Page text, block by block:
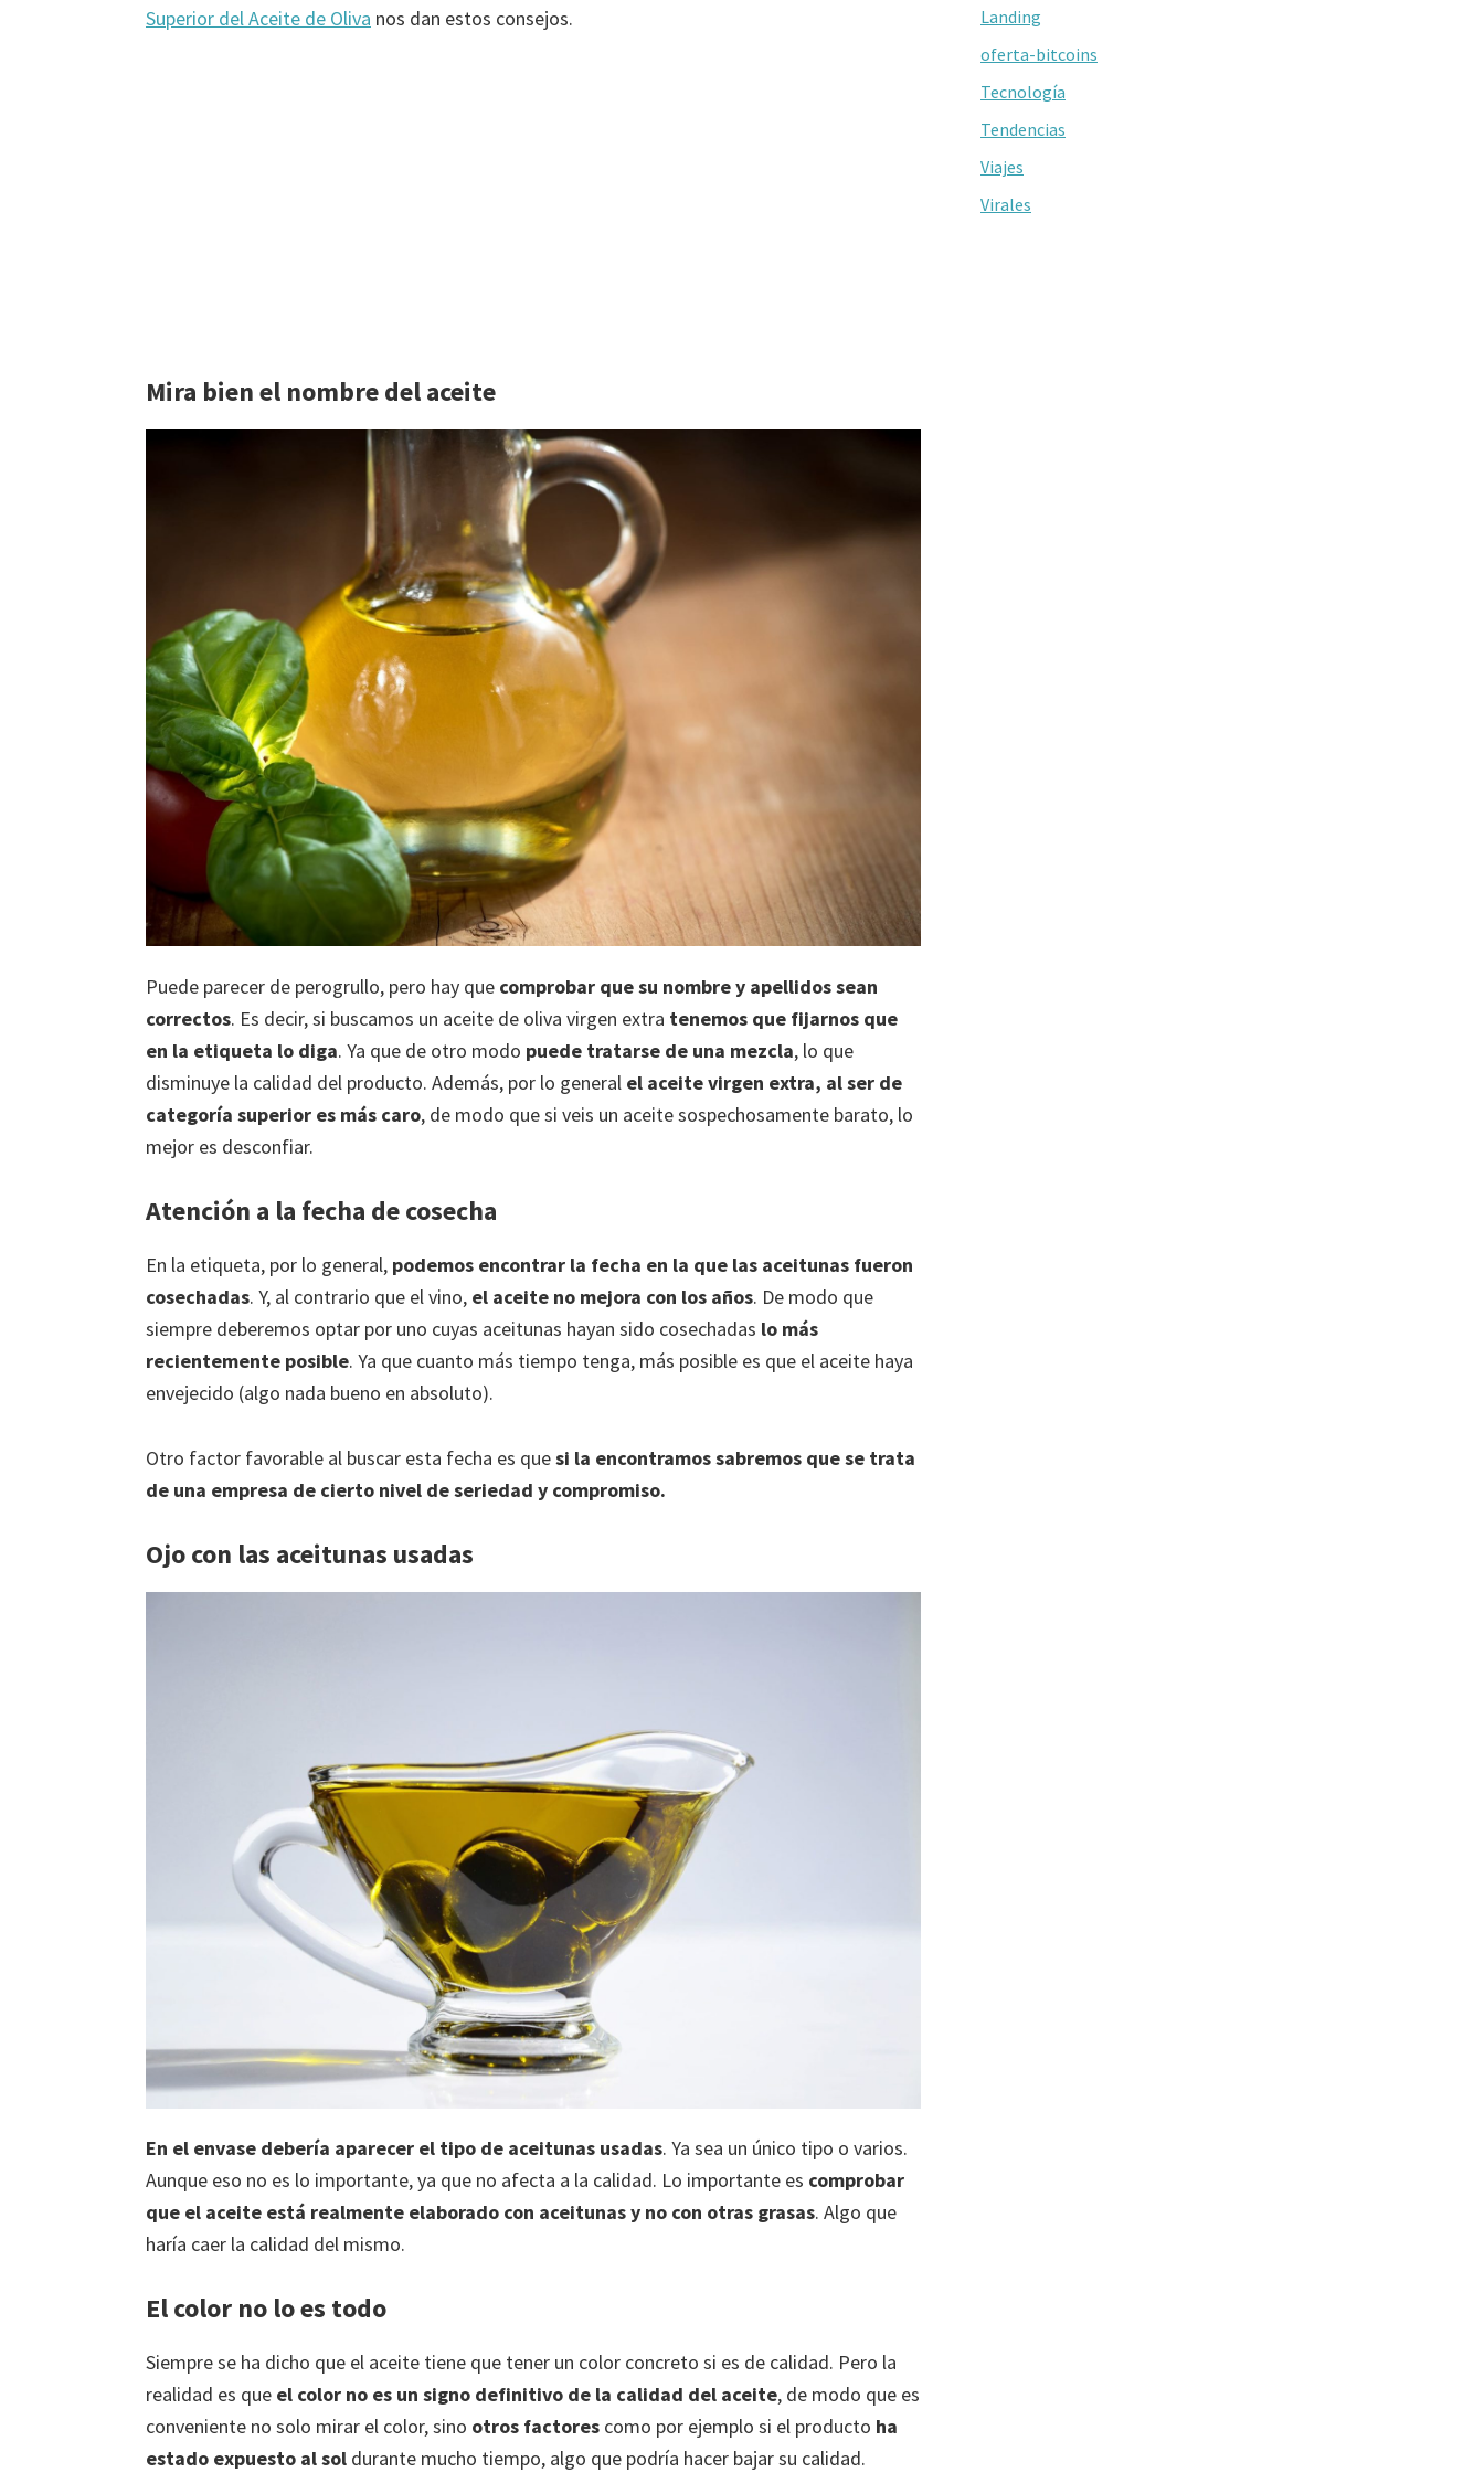
Superior del Aceite de Oliva nos dan estos consejos.
Mira bien el nombre del aceite
Puede parecer de perogrullo, pero hay que comprobar que su nombre y apellidos sean
correctos. Es decir, si buscamos un aceite de oliva virgen extra tenemos que fijarnos que
en la etiqueta lo diga. Ya que de otro modo puede tratarse de una mezcla, lo que
disminuye la calidad del producto. Además, por lo general el aceite virgen extra, al ser de
categoría superior es más caro, de modo que si veis un aceite sospechosamente barato, lo
mejor es desconfiar.
Atención a la fecha de cosecha
En la etiqueta, por lo general, podemos encontrar la fecha en la que las aceitunas fueron
cosechadas. Y, al contrario que el vino, el aceite no mejora con los años. De modo que
siempre deberemos optar por uno cuyas aceitunas hayan sido cosechadas lo más
recientemente posible. Ya que cuanto más tiempo tenga, más posible es que el aceite haya
envejecido (algo nada bueno en absoluto).
Otro factor favorable al buscar esta fecha es quesi la encontramos sabremos que se trata
de una empresa de cierto nivel de seriedad y compromiso.
Ojo con las aceitunas usadas
En el envase debería aparecer el tipo de aceitunas usadas. Ya sea un único tipo o varios.
Aunque eso no es lo importante, ya que no afecta a la calidad. Lo importante es comprobar
que el aceite está realmente elaborado con aceitunas y no con otras grasas. Algo que
haría caer la calidad del mismo.
El color no lo es todo
Siempre se ha dicho que el aceite tiene que tener un color concreto si es de calidad. Pero la
realidad es que el color no es un signo definitivo de la calidad del aceite, de modo que es
conveniente no solo mirar el color, sino otros factores como por ejemplo si el producto ha
estado expuesto al sol durante mucho tiempo, algo que podría hacer bajar su calidad.
Landing
oferta-bitcoins
Tecnología
Tendencias
Viajes
Virales